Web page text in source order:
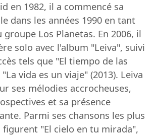
en 1982, il a commencé sa
dans les années 1990 en tant
Los Planetas. En 2006, il
solo avec l'album "Leiva", suivi
tels que "El tiempo de las
vida es un viaje" (2013). Leiva
ses mélodies accrocheuses,
et sa présence
Parmi ses chansons les plus
"El cielo en tu mirada",